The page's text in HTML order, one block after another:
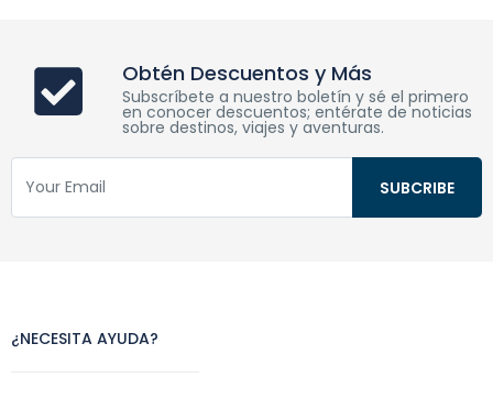
Obtén Descuentos y Más
Subscríbete a nuestro boletín y sé el primero
en conocer descuentos; entérate de noticias
sobre destinos, viajes y aventuras.
¿NECESITA AYUDA?